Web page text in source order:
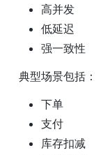
高并发
低延迟
强一致性
典型场景包括：
下单
支付
库存扣减